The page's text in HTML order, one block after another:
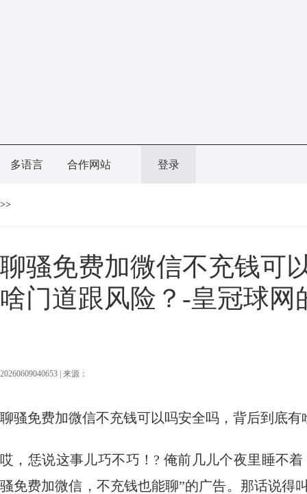
多语言 合作网站 登录
>>
聊骚免费加微信不充钱可
啥门道跟风险？-皇冠球网
20260609040653 | 来源：
聊骚免费加微信不充钱可以吗安全吗，背后到底有
哎，恁说这事儿巧不巧！? 俺前几儿个夜里睡不
骚免费加微信，不充钱也能聊”的广告。那话说得